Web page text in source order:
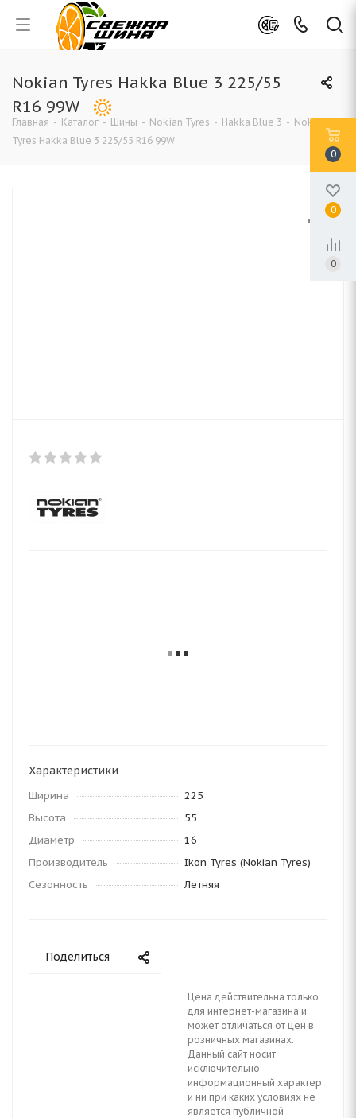
Nokian Tyres Hakka Blue 3 225/55
R16 99W
Главная - Каталог - Шины - Nokian Tyres - Hakka Blue 3 - Nokian
Tyres Hakka Blue 3 225/55 R16 99W
Характеристики
Ширина
225
Высота
55
Диаметр
16
Производитель
Ikon Tyres (Nokian Tyres)
Сезонность
Летняя
Поделиться
Цена действительна только
для интернет-магазина и
может отличаться от цен в
розничных магазинах.
Данный сайт носит
исключительно
информационный характер
и ни при каких условиях не
является публичной
0
0
0